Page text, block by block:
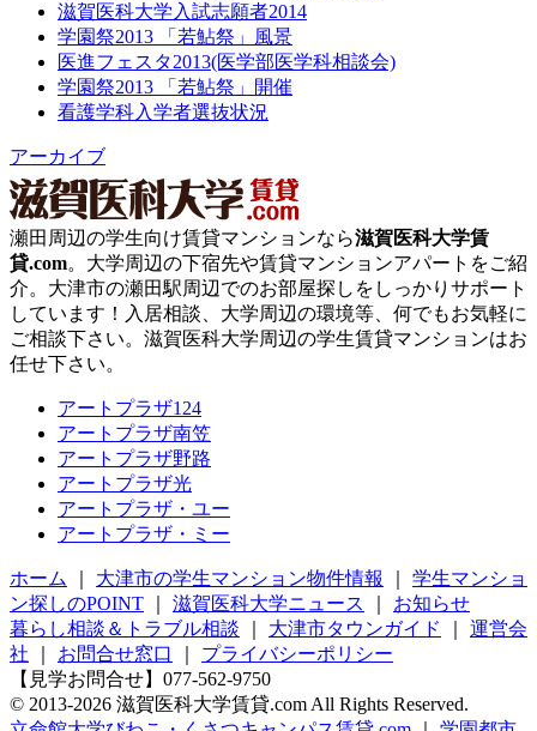
滋賀医科大学入試志願者2014
学園祭2013 「若鮎祭」風景
医進フェスタ2013(医学部医学科相談会)
学園祭2013 「若鮎祭」開催
看護学科入学者選抜状況
アーカイブ
瀬田周辺の学生向け賃貸マンションなら滋賀医科大学賃
貸.com。大学周辺の下宿先や賃貸マンションアパートをご紹
介。大津市の瀬田駅周辺でのお部屋探しをしっかりサポート
しています！入居相談、大学周辺の環境等、何でもお気軽に
ご相談下さい。滋賀医科大学周辺の学生賃貸マンションはお
任せ下さい。
アートプラザ124
アートプラザ南笠
アートプラザ野路
アートプラザ光
アートプラザ・ユー
アートプラザ・ミー
ホーム 大津市の学生マンション物件情報
学生マンショ
ン探しのPOINT
滋賀医科大学ニュース
お知らせ
暮らし相談＆トラブル相談
大津市タウンガイド
運営会
社
お問合せ窓口
プライバシーポリシー
【見学お問合せ】 077-562-9750
© 2013-2026 滋賀医科大学賃貸.com All Rights Reserved.